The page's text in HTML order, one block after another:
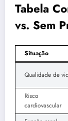
Tabela
vs. Sem
Situação
Qualidade de
Risco
cardiovascular